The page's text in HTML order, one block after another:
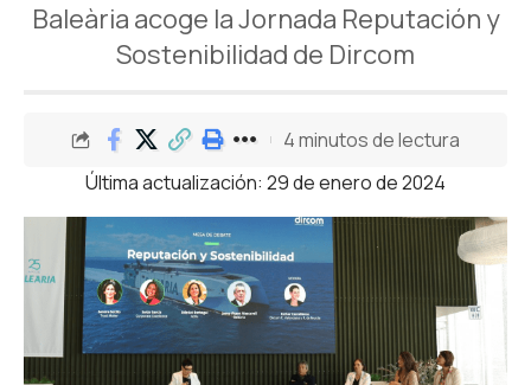
Baleària acoge la Jornada Reputación y
Sostenibilidad de Dircom
Última actualización: 29 de enero de 2024
4 minutos de lectura